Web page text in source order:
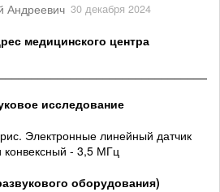
Андреевич 30 декабря 2024
медицинского центра
исследование
Электронные линейный датчик
- 3,5 МГц
оборудования)